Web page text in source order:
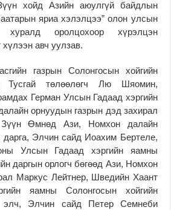
хойд Азийн аюулгүй байдлын
яриа хэлэлцээ” олон улсын
оролцохоор хүрэлцэн
хүлээн авч уулзав.
газрын Солонгосын хойгийн
Тусгай төлөөлөгч Лю Шяомин,
Герман Улсын Гадаад хэргийн
орнуудын газрын дэд захирал
Өмнөд Ази, Номхон далайн
дарга, Элчин сайд Иоахим Бертеле,
Улсын Гадаад хэргийн яамны
даргын орлогч бөгөөд Ази, Номхон
Маркус Лейтнер, Шведийн Хаант
яамны Солонгосын хойгийн
элч, Элчин сайд Петер Семнеби